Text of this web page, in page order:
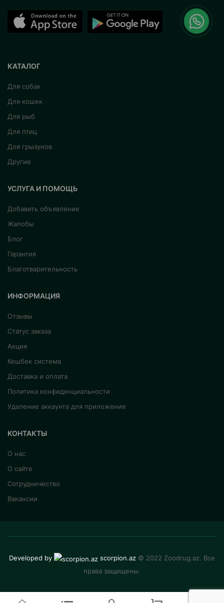
КАТАЛОГ
Для собак
Для кошек
Для рыб
Для птиц
Для грызунов
Другие
УСЛУГА И ПОМОЩЬ
Добавить объявление
Жалобы
Блог
Гарантия
Благотварительность
ИНФОРМАЦИЯ
Отзывы
Статус заказа
Акция
Кешбек система
Доставка и оплата
Политика конфиденциальности
Удаление аккаунта для приложение
КОНТАКТЫ
О нас
О сайте
Сотрудничество
Вакансии
Developed by scorpion.az © 2022 Zoodrug.az. Все
права защищены.